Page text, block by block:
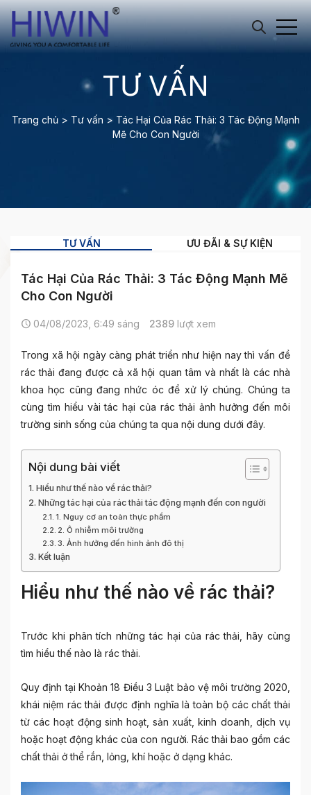
TƯ VẤN
Trang chủ> Tư vấn > Tác Hại Của Rác Thải: 3 Tác Động Mạnh
Mẽ Cho Con Người
TƯ VẤN ƯU ĐÃI & SỰ KIỆN
Tác Hại Của Rác Thải: 3 Tác Động Mạnh Mẽ
Cho Con Người
04/08/2023, 6:49 sáng 2389 lượt xem
Trong xã hội ngày càng phát triển như hiện nay thì vấn đề
rác thải đang được cả xã hội quan tâm và nhất là các nhà
khoa học cũng đang nhức óc để xử lý chúng. Chúng ta
cùng tìm hiểu vài tác hại của rác thải ảnh hưởng đến môi
trường sinh sống của chúng ta qua nội dung dưới đây.
Nội dung bài viết
Hiểu như thế nào về rác thải?
Những tác hại của rác thải tác động mạnh đến con người
1. Nguy cơ an toàn thực phẩm
2. Ô nhiễm môi trường
3. Ảnh hưởng đến hình ảnh đô thị
Kết luận
Hiểu như thế nào về rác thải?
Trước khi phân tích những tác hại của rác thải, hãy cùng
tìm hiểu thế nào là rác thải.
Quy định tại Khoản 18 Điều 3 Luật bảo vệ môi trường 2020,
khái niệm rác thải được định nghĩa là toàn bộ các chất thải
từ các hoạt động sinh hoạt, sản xuất, kinh doanh, dịch vụ
hoặc hoạt động khác của con người. Rác thải bao gồm các
chất thải ở thể rắn, lỏng, khí hoặc ở dạng khác.